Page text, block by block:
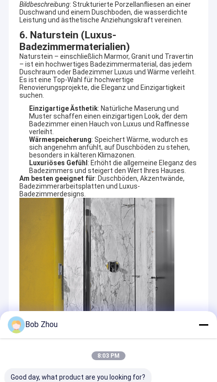
Bildbeschreibung: Strukturierte Porzellanfliesen an einer
Duschwand und einem Duschboden, die wasserdichte
Leistung und ästhetische Anziehungskraft vereinen.
6. Naturstein (Luxus-
Badezimmermaterialien)
Naturstein – einschließlich Marmor, Granit und Travertin
– ist ein hochwertiges Badezimmermaterial, das jedem
Duschraum oder Badezimmer Luxus und Wärme verleiht.
Es ist eine Top-Wahl für hochwertige
Renovierungsprojekte, die Eleganz und Einzigartigkeit
suchen.
Einzigartige Ästhetik: Natürliche Maserung und
Muster schaffen einen einzigartigen Look, der dem
Badezimmer einen Hauch von Luxus und Raffinesse
verleiht.
Wärmespeicherung: Speichert Wärme, wodurch es
sich angenehm anfühlt, auf Duschböden zu stehen,
besonders in kälteren Klimazonen.
Luxuriöses Gefühl : Erhöht die allgemeine Eleganz des
Badezimmers und steigert den Wert Ihres Hauses.
Am besten geeignet für: Duschböden, Akzentwände,
Badezimmerarbeitsplatten und Luxus-
Badezimmerdesigns.
Bildbeschreibung: Ein luxuriöser Duschraum mit
Maserung und Wärme von Naturstein zeigt.
Die besten Badezimmermaterialien vereinen
Bob Zhou
8:03 PM
Good day, what product are you looking for?